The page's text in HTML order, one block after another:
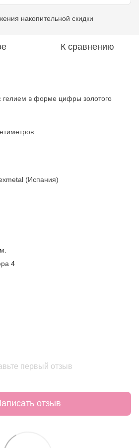
накопительной скидки
К сравнению
в форме цифры золотого
(Испания)
4
первый отзыв
отзыв